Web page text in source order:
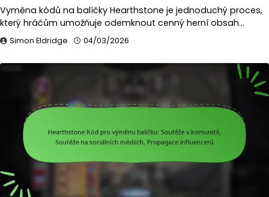
Vyměna kódů na balíčky Hearthstone je jednoduchý proces,
který hráčům umožňuje odemknout cenný herní obsah…
Simon Eldridge 04/03/2026